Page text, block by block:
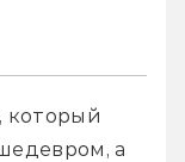
который
а